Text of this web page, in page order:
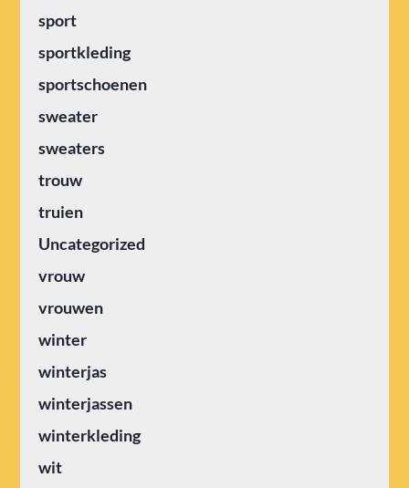
sport
sportkleding
sportschoenen
sweater
sweaters
trouw
truien
Uncategorized
vrouw
vrouwen
winter
winterjas
winterjassen
winterkleding
wit